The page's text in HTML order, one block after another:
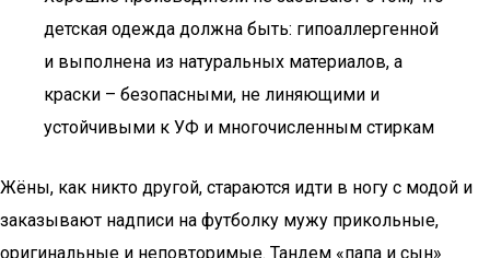
детская одежда должна быть: гипоаллергенной
и выполнена из натуральных материалов, а
краски – безопасными, не линяющими и
устойчивыми к УФ и многочисленным стиркам
Жёны, как никто другой, стараются идти в ногу с модой и
заказывают надписи на футболку мужу прикольные,
оригинальные и неповторимые. Тандем «папа и сын»